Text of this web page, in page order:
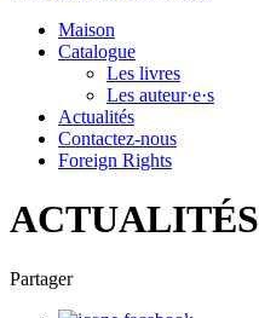
Maison
Catalogue
Les livres
Les auteur·e·s
Actualités
Contactez-nous
Foreign Rights
ACTUALITÉS
Partager